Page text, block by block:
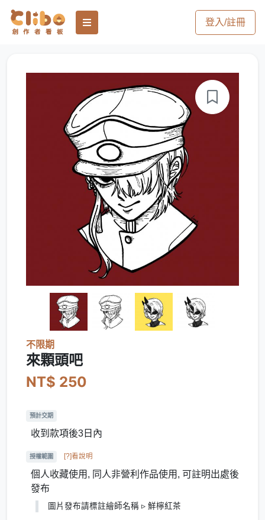
登入/註冊
不限期
來顆頭吧
NT$ 250
預計交期
收到款項後3日內
授權範圍 [?]看說明
個人收藏使用, 同人非營利作品使用, 可註明出處後
發布
圖片發布請標註繪師名稱 ▹ 鮮檸紅茶